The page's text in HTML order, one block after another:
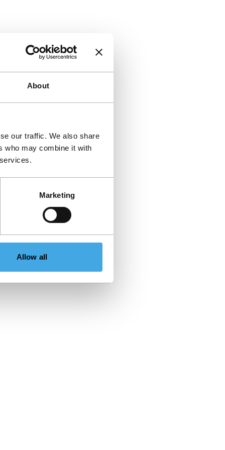
About
our traffic. We also share
who may combine it with
Marketing
Allow all